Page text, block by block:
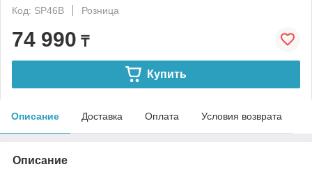
Код: SP46В
Розница
74 990 ₸
Купить
Описание Доставка Оплата Условия возврата
Описание